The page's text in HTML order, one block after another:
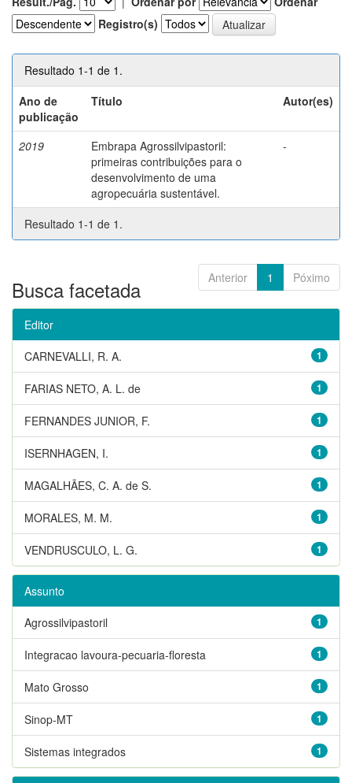
Registro(s)
Resultado 1-1 de 1.
Ano de
publicação
Título Autor(es)
2019
Embrapa Agrossilvipastoril:
primeiras contribuições para o
desenvolvimento de uma
agropecuária sustentável.
-
Resultado 1-1 de 1.
Anterior 1 Póximo
Busca facetada
Editor
1
CARNEVALLI, R. A.
1
FARIAS NETO, A. L. de
1
FERNANDES JUNIOR, F.
1
ISERNHAGEN, I.
1
MAGALHÃES, C. A. de S.
1
MORALES, M. M.
1
VENDRUSCULO, L. G.
Assunto
1
Agrossilvipastoril
1
Integracao lavoura-pecuaria-floresta
1
Mato Grosso
1
Sinop-MT
1
Sistemas integrados